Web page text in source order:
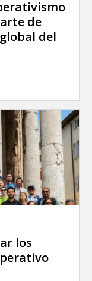
de
del
los